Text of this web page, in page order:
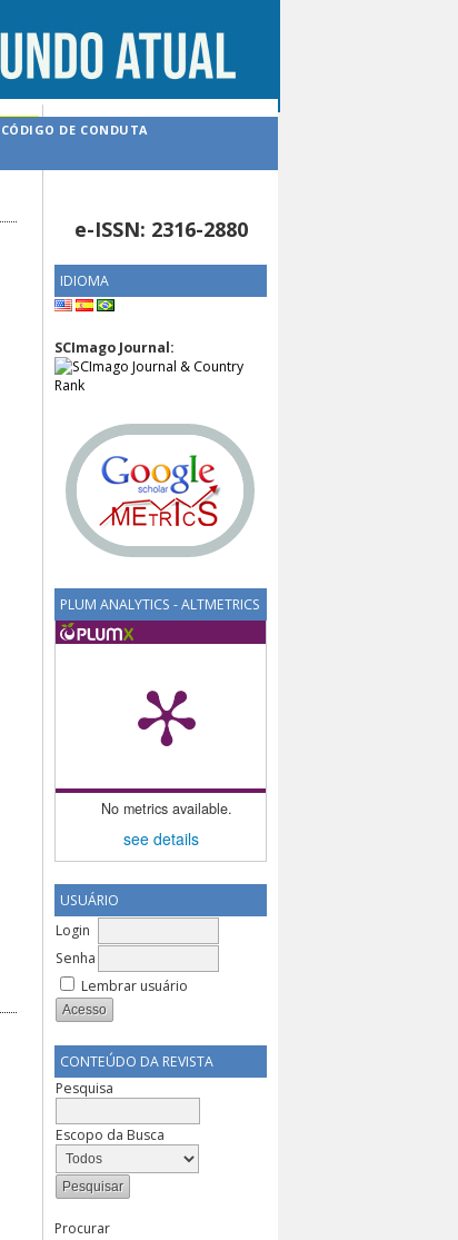
e-ISSN: 2316-2880
IDIOMA
SCImago Journal:
PLUM ANALYTICS - ALTMETRICS
No metrics available.
see details
USUÁRIO
Login
Senha
Lembrar usuário
CONTEÚDO DA REVISTA
Pesquisa
Escopo da Busca
Procurar
CÓDIGO DE CONDUTA